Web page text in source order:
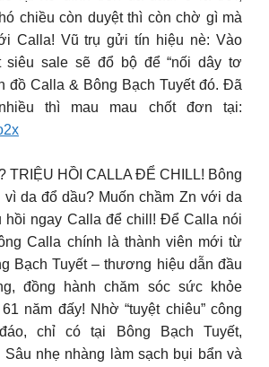
chiều còn duyệt thì còn chờ gì mà
Calla! Vũ trụ gửi tín hiệu nè: Vào
siêu sale sẽ đổ bộ để “nối dây tơ
đồ Calla & Bông Bạch Tuyết đó. Đã
thì mau mau chốt đơn tại:
TRIỆU HỒI CALLA ĐỂ CHILL! Bông
da đổ dầu? Muốn chầm Zn với da
hồi ngay Calla để chill! Để Calla nói
Calla chính là thành viên mới từ
Bạch Tuyết – thương hiệu dẫn đầu
đồng hành chăm sóc sức khỏe
năm đấy! Nhờ “tuyệt chiêu” công
chỉ có tại Bông Bạch Tuyết,
Sâu nhẹ nhàng làm sạch bụi bẩn và